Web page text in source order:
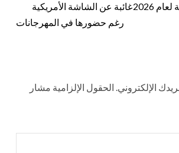
2026
غائبة عن الشاشة الأمريكية
رغم حضورها في المهرجانات
الإلكتروني. الحقول الإلزامية مشار